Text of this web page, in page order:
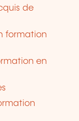
de
formation
en